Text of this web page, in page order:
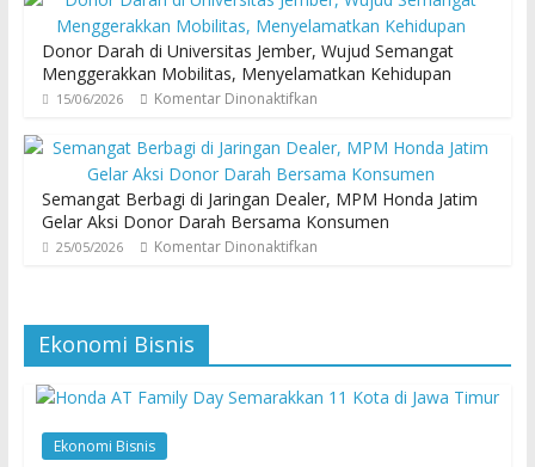
Donor Darah di Universitas Jember, Wujud Semangat
Menggerakkan Mobilitas, Menyelamatkan Kehidupan
15/06/2026 Komentar Dinonaktifkan
Semangat Berbagi di Jaringan Dealer, MPM Honda Jatim
Gelar Aksi Donor Darah Bersama Konsumen
25/05/2026 Komentar Dinonaktifkan
Ekonomi Bisnis
Ekonomi Bisnis